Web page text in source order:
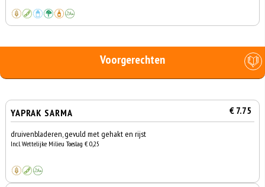
Voorgerechten
YAPRAK SARMA € 7.75
druivenbladeren, gevuld met gehakt en rijst
Incl. Wettelijke Milieu Toeslag € 0,25